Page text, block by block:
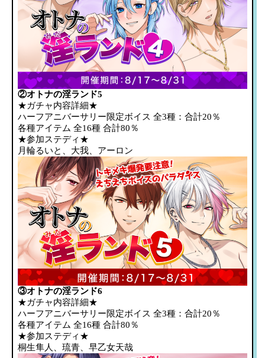
②オトナの淫ランド5
★ガチャ内容詳細★
ハーフアニバーサリー限定ボイス 全3種：合計20％
各種アイテム 全16種 合計80％
★参加ステディ★
月輪るいと、大我、アーロン
③オトナの淫ランド6
★ガチャ内容詳細★
ハーフアニバーサリー限定ボイス 全3種：合計20％
各種アイテム 全16種 合計80％
★参加ステディ★
桐生隼人、琉青、早乙女天哉